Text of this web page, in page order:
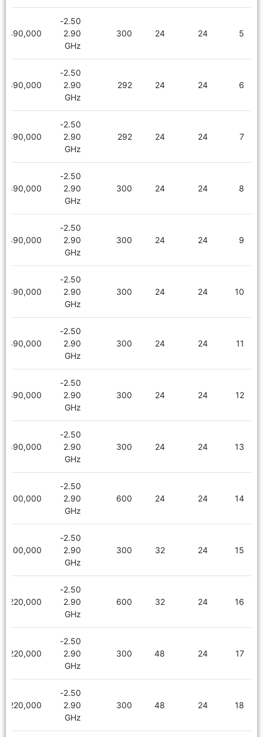
5
24
24
300
2.50-
2.90
GHz
1,890,000
6
24
24
292
2.50-
2.90
GHz
1,890,000
7
24
24
292
2.50-
2.90
GHz
1,890,000
8
24
24
300
2.50-
2.90
GHz
1,890,000
9
24
24
300
2.50-
2.90
GHz
1,890,000
10
24
24
300
2.50-
2.90
GHz
1,890,000
11
24
24
300
2.50-
2.90
GHz
1,890,000
12
24
24
300
2.50-
2.90
GHz
1,890,000
13
24
24
300
2.50-
2.90
GHz
1,890,000
14
24
24
600
2.50-
2.90
GHz
2,100,000
15
24
32
300
2.50-
2.90
GHz
2,100,000
16
24
32
600
2.50-
2.90
GHz
2,220,000
17
24
48
300
2.50-
2.90
GHz
2,220,000
18
24
48
300
2.50-
2.90
GHz
2,220,000